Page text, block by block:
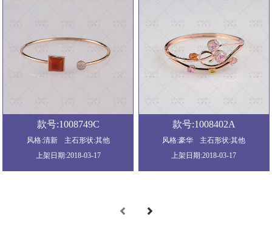
款号:1008749C
风格:清新
主石形状:其他
上架日期:2018-03-17
款号:1008402A
风格:豪华
主石形状:其他
上架日期:2018-03-17